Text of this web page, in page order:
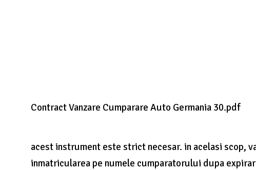
Contract Vanzare Cumparare Auto Germania 30.pdf
acest instrument este strict necesar. in acelasi scop,
inmatricularea pe numele cumparatorului dupa